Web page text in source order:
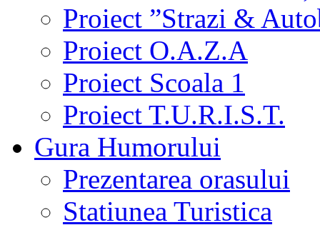
Proiect ”Strazi &
Proiect O.A.Z.A
Proiect Scoala 1
Proiect T.U.R.I.S.T.
Gura Humorului
Prezentarea orasului
Statiunea Turistica